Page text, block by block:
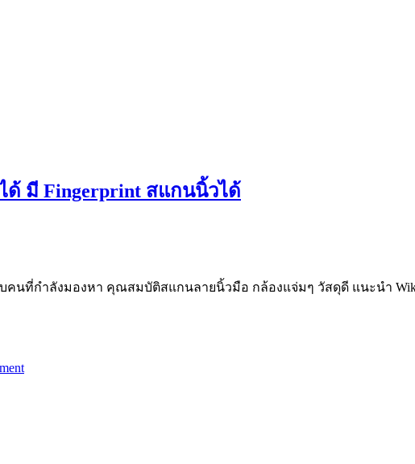
ด้ มี Fingerprint สแกนนิ้วได้
นที่กำลังมองหา คุณสมบัติสแกนลายนิ้วมือ กล้องแจ่มๆ วัสดุดี แนะนำ